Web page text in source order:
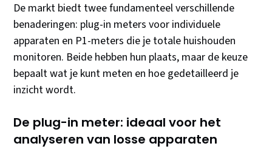
De markt biedt twee fundamenteel verschillende
benaderingen: plug-in meters voor individuele
apparaten en P1-meters die je totale huishouden
monitoren. Beide hebben hun plaats, maar de keuze
bepaalt wat je kunt meten en hoe gedetailleerd je
inzicht wordt.
De plug-in meter: ideaal voor het
analyseren van losse apparaten